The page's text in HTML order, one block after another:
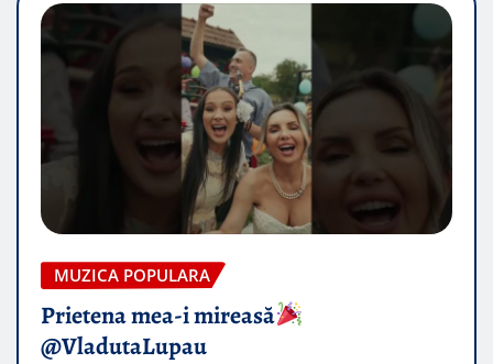
MUZICA POPULARA
Prietena mea-i mireasă​
@VladutaLupau